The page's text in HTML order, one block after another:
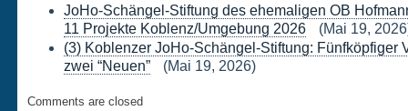
JoHo-Schängel-Stiftung des ehemaligen OB
11 Projekte Koblenz/Umgebung 2026
(Mai 19,
(3) Koblenzer JoHo-Schängel-Stiftung: Fünfköpfiger
zwei “Neuen”
(Mai 19, 2026)
Comments are closed